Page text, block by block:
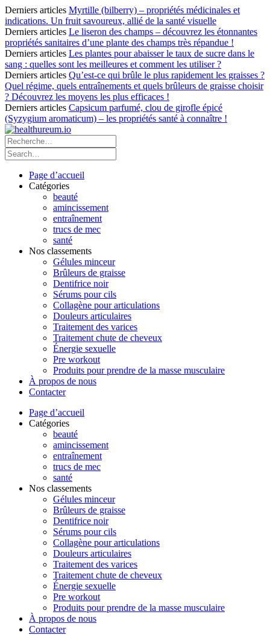
Derniers articles Myrtille (bilberry) – propriétés médicinales et
indications. Un fruit savoureux, allié de la santé visuelle
Derniers articles Le liseron des champs – découvrez les étonnantes
propriétés sanitaires d’une plante des champs très répandue !
Derniers articles Les plantes pour abaisser le taux de sucre dans le
sang : quelles sont les meilleures et comment les utiliser ?
Derniers articles Qu’est-ce qui brûle le plus rapidement les graisses ?
Quel régime, quels entraînements et quels brûleurs de graisse choisir
? Découvrez les moyens les plus efficaces !
Derniers articles Capsicum parfumé, clou de girofle épicé
(Syzygium aromaticum) – les propriétés santé à connaître !
Page d’accueil
Catégories
beauté
amincissement
entraînement
trucs de mec
santé
Nos classements
Gélules minceur
Brûleurs de graisse
Dentifrice noir
Sérums pour cils
Collagène pour articulations
Douleurs articulaires
Traitement des varices
Traitement chute de cheveux
Énergie sexuelle
Pre workout
Produits pour prendre de la masse musculaire
À propos de nous
Contacter
Page d’accueil
Catégories
beauté
amincissement
entraînement
trucs de mec
santé
Nos classements
Gélules minceur
Brûleurs de graisse
Dentifrice noir
Sérums pour cils
Collagène pour articulations
Douleurs articulaires
Traitement des varices
Traitement chute de cheveux
Énergie sexuelle
Pre workout
Produits pour prendre de la masse musculaire
À propos de nous
Contacter